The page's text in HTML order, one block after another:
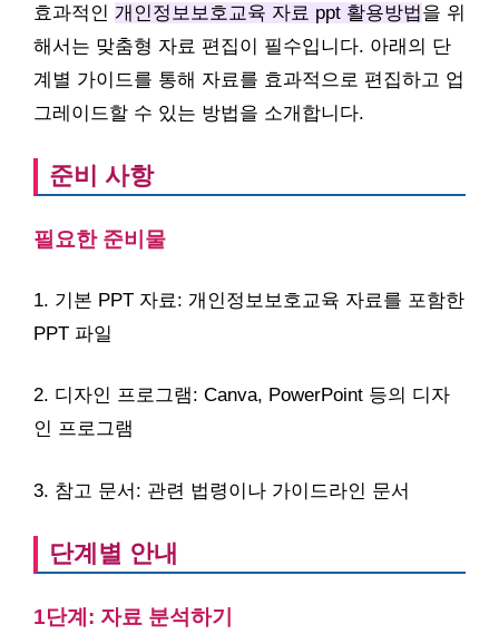
효과적인 개인정보보호교육 자료 ppt 활용방법을 위
해서는 맞춤형 자료 편집이 필수입니다. 아래의 단
계별 가이드를 통해 자료를 효과적으로 편집하고 업
그레이드할 수 있는 방법을 소개합니다.
준비 사항
필요한 준비물
1. 기본 PPT 자료: 개인정보보호교육 자료를 포함한
PPT 파일
2. 디자인 프로그램: Canva, PowerPoint 등의 디자
인 프로그램
3. 참고 문서: 관련 법령이나 가이드라인 문서
단계별 안내
1단계: 자료 분석하기